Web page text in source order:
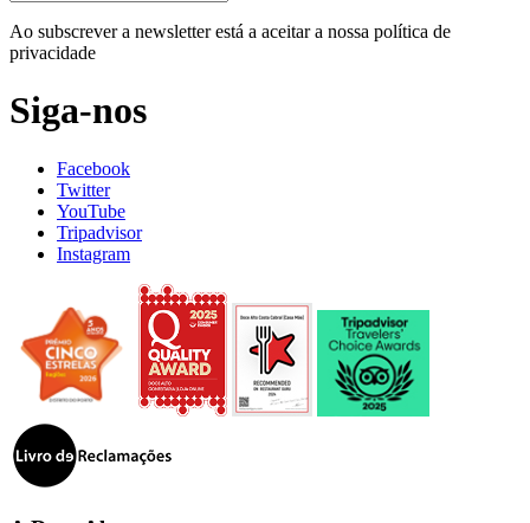
Ao subscrever a newsletter está a aceitar a nossa política de
privacidade
Siga-nos
Facebook
Twitter
YouTube
Tripadvisor
Instagram